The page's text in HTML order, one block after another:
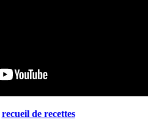
recueil de recettes